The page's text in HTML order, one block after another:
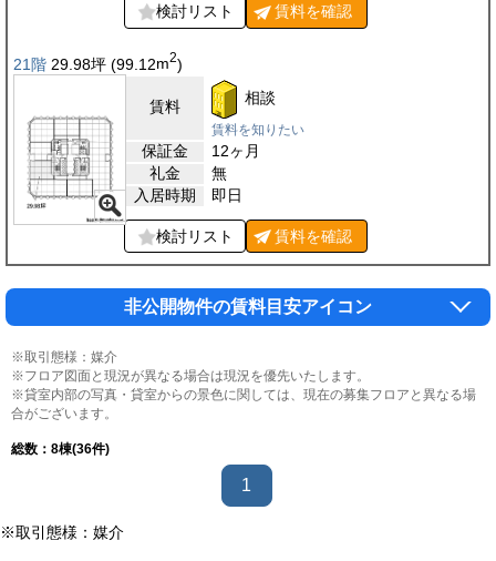
検討リスト 賃料を確認
21階 29.98坪 (99.12m2)
賃料 相談
賃料を知りたい
保証金
12ヶ月
礼金
無
入居時期
即日
検討リスト 賃料を確認
非公開物件の賃料目安アイコン
※取引態様：媒介
※フロア図面と現況が異なる場合は現況を優先いたします。
※貸室内部の写真・貸室からの景色に関しては、現在の募集フロアと異なる場
合がございます。
総数： 8棟(36件)
1
※取引態様：媒介